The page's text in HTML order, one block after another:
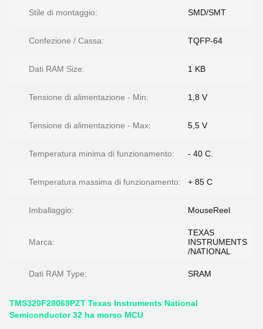
Stile di montaggio: SMD/SMT
Confezione / Cassa: TQFP-64
Dati RAM Size: 1 KB
Tensione di alimentazione - Min: 1,8 V
Tensione di alimentazione - Max: 5,5 V
Temperatura minima di funzionamento: - 40 C.
Temperatura massima di funzionamento: + 85 C
Imballaggio: MouseReel
Marca:
TEXAS
INSTRUMENTS
/NATIONAL
Dati RAM Type: SRAM
TMS320F28069PZT Texas Instruments National
Semiconductor 32 ha morso MCU